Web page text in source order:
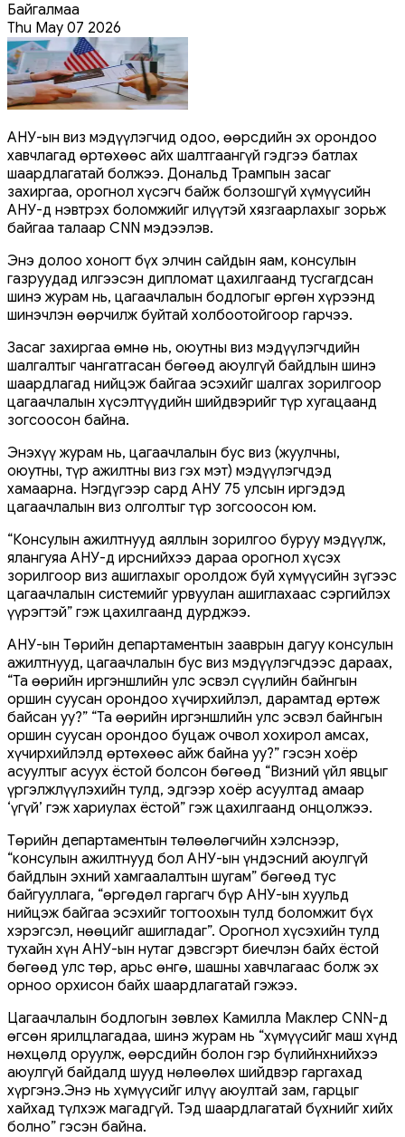
Байгалмаа
Thu May 07 2026
АНУ-ын виз мэдүүлэгчид одоо, өөрсдийн эх орондоо
хавчлагад өртөхөөс айх шалтгаангүй гэдгээ батлах
шаардлагатай болжээ. Дональд Трампын засаг
захиргаа, орогнол хүсэгч байж болзошгүй хүмүүсийн
АНУ-д нэвтрэх боломжийг илүүтэй хязгаарлахыг зорьж
байгаа талаар CNN мэдээлэв.
Энэ долоо хоногт бүх элчин сайдын яам, консулын
газруудад илгээсэн дипломат цахилгаанд тусгагдсан
шинэ журам нь, цагаачлалын бодлогыг өргөн хүрээнд
шинэчлэн өөрчилж буйтай холбоотойгоор гарчээ.
Засаг захиргаа өмнө нь, оюутны виз мэдүүлэгчдийн
шалгалтыг чангатгасан бөгөөд аюулгүй байдлын шинэ
шаардлагад нийцэж байгаа эсэхийг шалгах зорилгоор
цагаачлалын хүсэлтүүдийн шийдвэрийг түр хугацаанд
зогсоосон байна.
Энэхүү журам нь, цагаачлалын бус виз (жуулчны,
оюутны, түр ажилтны виз гэх мэт) мэдүүлэгчдэд
хамаарна. Нэгдүгээр сард АНУ 75 улсын иргэдэд
цагаачлалын виз олголтыг түр зогсоосон юм.
“Консулын ажилтнууд аяллын зорилгоо буруу мэдүүлж,
ялангуяа АНУ-д ирснийхээ дараа орогнол хүсэх
зорилгоор виз ашиглахыг оролдож буй хүмүүсийн зүгээс
цагаачлалын системийг урвуулан ашиглахаас сэргийлэх
үүрэгтэй” гэж цахилгаанд дурджээ.
АНУ-ын Төрийн департаментын зааврын дагуу консулын
ажилтнууд, цагаачлалын бус виз мэдүүлэгчдээс дараах,
“Та өөрийн иргэншлийн улс эсвэл сүүлийн байнгын
оршин суусан орондоо хүчирхийлэл, дарамтад өртөж
байсан уу?” “Та өөрийн иргэншлийн улс эсвэл байнгын
оршин суусан орондоо буцаж очвол хохирол амсах,
хүчирхийлэлд өртөхөөс айж байна уу?” гэсэн хоёр
асуултыг асуух ёстой болсон бөгөөд “Визний үйл явцыг
үргэлжлүүлэхийн тулд, эдгээр хоёр асуултад амаар
‘үгүй’ гэж хариулах ёстой” гэж цахилгаанд онцолжээ.
Төрийн департаментын төлөөлөгчийн хэлснээр,
“консулын ажилтнууд бол АНУ-ын үндэсний аюулгүй
байдлын эхний хамгаалалтын шугам” бөгөөд тус
байгууллага, “өргөдөл гаргагч бүр АНУ-ын хуульд
нийцэж байгаа эсэхийг тогтоохын тулд боломжит бүх
хэрэгсэл, нөөцийг ашигладаг”. Орогнол хүсэхийн тулд
тухайн хүн АНУ-ын нутаг дэвсгэрт биечлэн байх ёстой
бөгөөд улс төр, арьс өнгө, шашны хавчлагаас болж эх
орноо орхисон байх шаардлагатай гэжээ.
Цагаачлалын бодлогын зөвлөх Камилла Маклер CNN-д
өгсөн ярилцлагадаа, шинэ журам нь “хүмүүсийг маш хүнд
нөхцөлд оруулж, өөрсдийн болон гэр бүлийнхнийхээ
аюулгүй байдалд шууд нөлөөлөх шийдвэр гаргахад
хүргэнэ.Энэ нь хүмүүсийг илүү аюултай зам, гарцыг
хайхад түлхэж магадгүй. Тэд шаардлагатай бүхнийг хийх
болно” гэсэн байна.